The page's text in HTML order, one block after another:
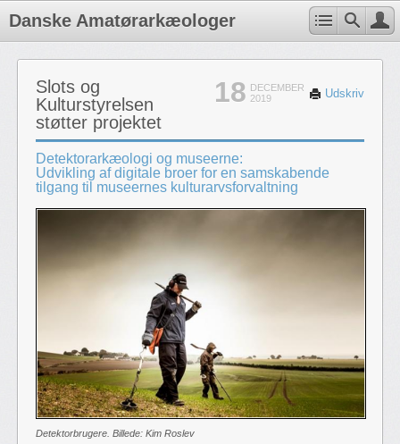
Danske Amatørarkæologer
Udskriv
18 DECEMBER
2019
Slots og
Kulturstyrelsen
støtter projektet
Detektorarkæologi og museerne:
Udvikling af digitale broer for en samskabende
tilgang til museernes kulturarvsforvaltning
Detektorbrugere. Billede: Kim Roslev